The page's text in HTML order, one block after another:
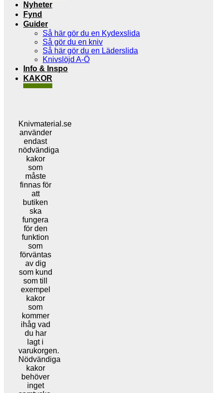
Nyheter
Fynd
Guider
Så här gör du en Kydexslida
Så gör du en kniv
Så här gör du en Läderslida
Knivslöjd A-Ö
Info & Inspo
KAKOR
Knivmaterial.se
använder
endast
nödvändiga
kakor
som
måste
finnas för
att
butiken
ska
fungera
för den
funktion
som
förväntas
av dig
som kund
som till
exempel
kakor
som
kommer
ihåg vad
du har
lagt i
varukorgen.
Nödvändiga
kakor
behöver
inget